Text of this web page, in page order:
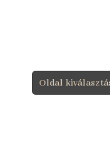
Oldal